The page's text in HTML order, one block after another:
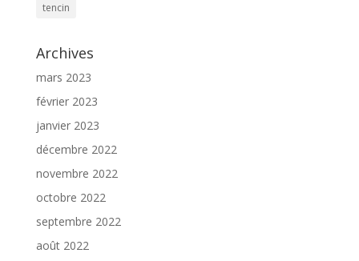
tencin
Archives
mars 2023
février 2023
janvier 2023
décembre 2022
novembre 2022
octobre 2022
septembre 2022
août 2022